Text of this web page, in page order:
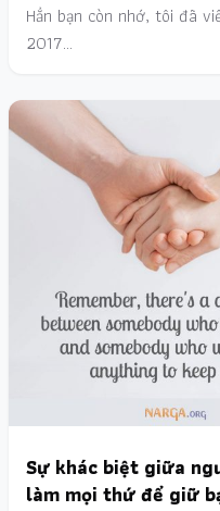
Hẳn bạn còn nhớ, tôi đã
2017…
Sự khác biệt giữa
làm mọi thứ để giữ